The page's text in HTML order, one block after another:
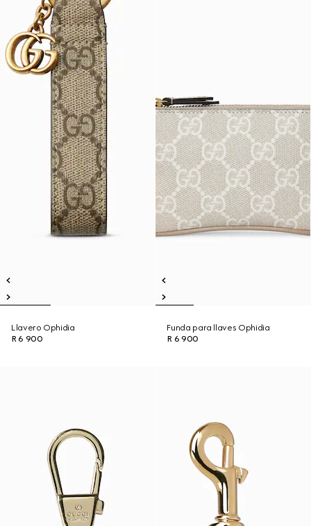
Llavero Ophidia
R 6 900
Funda para llaves Ophidia
R 6 900